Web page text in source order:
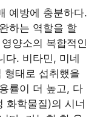
예방에 충분하다.
하는 역할을 할
양소의 복합적인
다. 비타민, 미네
형태로 섭취했을
률이 더 높고, 다
화학물질)의 시너